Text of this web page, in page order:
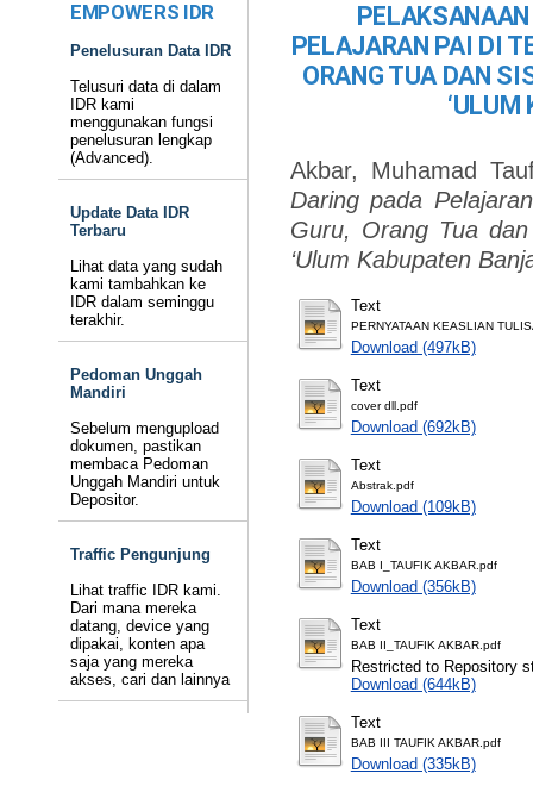
EMPOWERS IDR
Penelusuran Data IDR
Telusuri data di dalam
IDR kami
menggunakan fungsi
penelusuran lengkap
(Advanced).
Update Data IDR
Terbaru
Lihat data yang sudah
kami tambahkan ke
IDR dalam seminggu
terakhir.
Pedoman Unggah
Mandiri
Sebelum mengupload
dokumen, pastikan
membaca Pedoman
Unggah Mandiri untuk
Depositor.
Traffic Pengunjung
Lihat traffic IDR kami.
Dari mana mereka
datang, device yang
dipakai, konten apa
saja yang mereka
akses, cari dan lainnya
PELAJARAN PAI DI
ORANG TUA DAN
‘ULUM
Akbar, Muhamad
Daring pada
Guru, Orang Tua
‘Ulum Kabupaten
Text
PERNYATAAN KEASLIAN
Download (497kB)
Text
cover dll.pdf
Download (692kB)
Text
Abstrak.pdf
Download (109kB)
Text
BAB I_TAUFIK AKBAR.pdf
Download (356kB)
Text
BAB II_TAUFIK AKBAR.pdf
Restricted to Repository
Download (644kB)
Text
BAB III TAUFIK AKBAR.pdf
Download (335kB)